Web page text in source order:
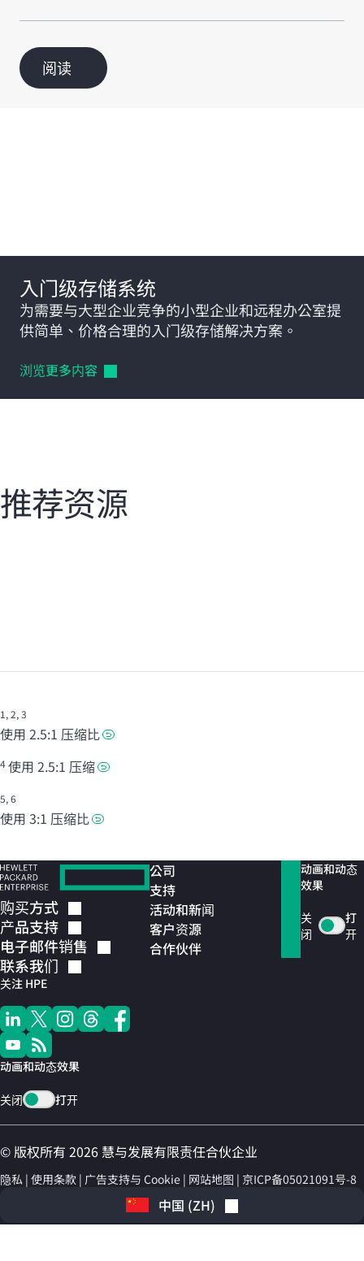
阅读
入门级存储系统
为需要与大型企业竞争的小型企业和远程办公室提
供简单、价格合理的入门级存储解决方案。
浏览更多内容
推荐资源
1 ,2,3
使用 2.5:1 压缩比
4使用 2.5:1 压缩
5,6
使用 3:1 压缩比
购买方式
产品支持
电子邮件销售
联系我们
关注 HPE
动画和动态效果
关闭 打开
公司
支持
活动和新闻
客户资源
合作伙伴
动画和动态
效果
关
闭
打
开
© 版权所有 2026 慧与发展有限责任合伙企业
隐私 使用条款 广告支持与 Cookie 网站地图 京ICP备05021091号-8
中国 (ZH)